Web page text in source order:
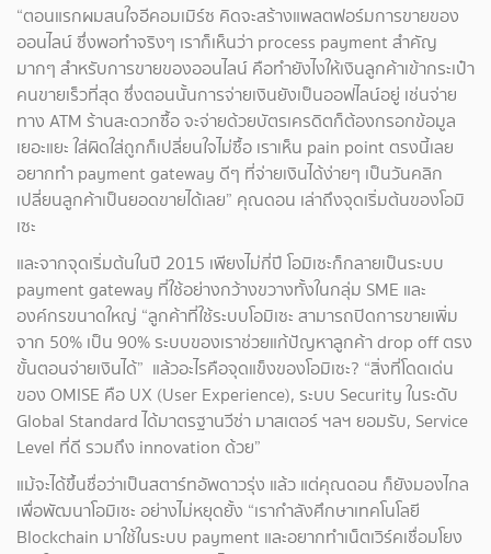
“ตอนแรกผมสนใจอีคอมเมิร์ซ คิดจะสร้างแพลตฟอร์มการขายของ
ออนไลน์ ซึ่งพอทำจริงๆ เราก็เห็นว่า process payment สำคัญ
มากๆ สำหรับการขายของออนไลน์ คือทำยังไงให้เงินลูกค้าเข้ากระเป๋า
คนขายเร็วที่สุด ซึ่งตอนนั้นการจ่ายเงินยังเป็นออฟไลน์อยู่ เช่นจ่าย
ทาง ATM ร้านสะดวกซื้อ จะจ่ายด้วยบัตรเครดิตก็ต้องกรอกข้อมูล
เยอะแยะ ใส่ผิดใส่ถูกก็เปลี่ยนใจไม่ซื้อ เราเห็น pain point ตรงนี้เลย
อยากทำ payment gateway ดีๆ ที่จ่ายเงินได้ง่ายๆ เป็นวันคลิก
เปลี่ยนลูกค้าเป็นยอดขายได้เลย” คุณดอน เล่าถึงจุดเริ่มต้นของโอมิ
เซะ
และจากจุดเริ่มต้นในปี 2015 เพียงไม่กี่ปี โอมิเซะก็กลายเป็นระบบ
payment gateway ที่ใช้อย่างกว้างขวางทั้งในกลุ่ม SME และ
องค์กรขนาดใหญ่ “ลูกค้าที่ใช้ระบบโอมิเซะ สามารถปิดการขายเพิ่ม
จาก 50% เป็น 90% ระบบของเราช่วยแก้ปัญหาลูกค้า drop off ตรง
ขั้นตอนจ่ายเงินได้” แล้วอะไรคือจุดแข็งของโอมิเซะ? “สิ่งที่โดดเด่น
ของ OMISE คือ UX (User Experience), ระบบ Security ในระดับ
Global Standard ได้มาตรฐานวีซ่า มาสเตอร์ ฯลฯ ยอมรับ, Service
Level ที่ดี รวมถึง innovation ด้วย”
แม้จะได้ขึ้นชื่อว่าเป็นสตาร์ทอัพดาวรุ่ง แล้ว แต่คุณดอน ก็ยังมองไกล
เพื่อพัฒนาโอมิเซะ อย่างไม่หยุดยั้ง “เรากำลังศึกษาเทคโนโลยี
Blockchain มาใช้ในระบบ payment และอยากทำเน็ตเวิร์คเชื่อมโยง